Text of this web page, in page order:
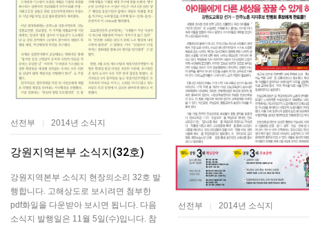
선전부 2014년 소식지
강원지역본부 소식지(32호)
강원지역본부 소식지 현장의소리 32호 발
행합니다. 고해상도로 보시려면 첨부한
pdf화일을 다운받아 보시면 됩니다. 다음
소식지 발행일은 11월 5일(수)입니다. 참
선전부 2014년 소식지